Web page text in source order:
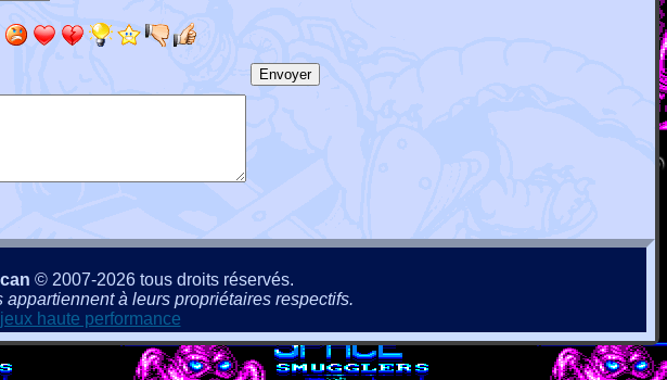
© 2007-2026 tous droits réservés.
à leurs propriétaires respectifs.
haute performance